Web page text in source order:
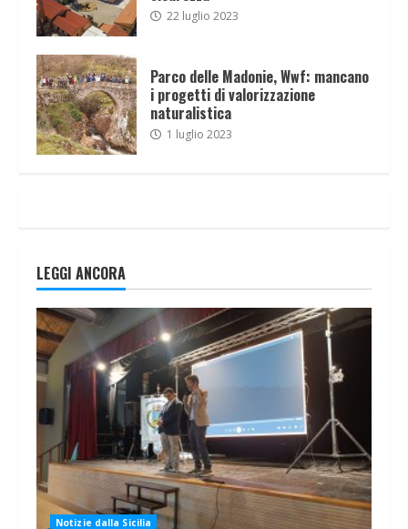
22 luglio 2023
Parco delle Madonie, Wwf: mancano
i progetti di valorizzazione
naturalistica
1 luglio 2023
LEGGI ANCORA
Notizie dalla Sicilia